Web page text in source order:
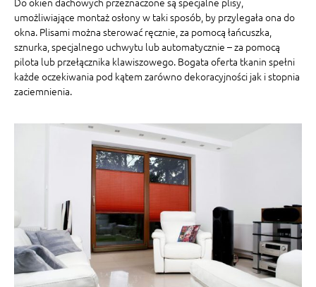
umożliwiające montaż osłony w taki sposób, by przylegała ona do
okna. Plisami można sterować ręcznie, za pomocą łańcuszka,
sznurka, specjalnego uchwytu lub automatycznie – za pomocą
pilota lub przełącznika klawiszowego. Bogata oferta tkanin spełni
każde oczekiwania pod kątem zarówno dekoracyjności jak i stopnia
zaciemnienia.